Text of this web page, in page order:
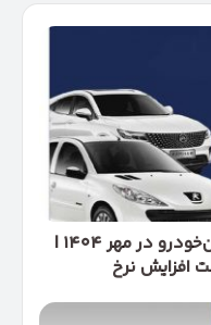
اعلام قیمت جدید محصولات ایران‌خودرو در مهر ۱۴۰۴ |